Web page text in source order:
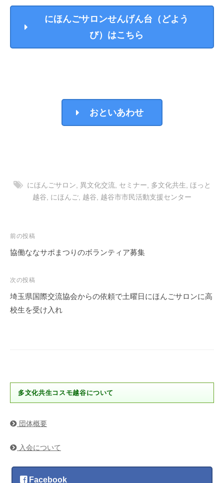
にほんごサロンせんげん台（どよう
び） はこちら
おといあわせ
にほんごサロン, 異文化交流, セミナー, 多文化共生, ほっと
越谷, にほんご, 越谷, 越谷市市民活動支援センター
投
稿
ビ
ゲ
ー
前の投稿
協働ななサポまつりのボランティア募集
次の投稿
埼玉県国際交流協会からの依頼で土曜日にほんごサロンに高
校生を受け入れ
多文化共生コスモ越谷について
団体概要
入会について
Facebook